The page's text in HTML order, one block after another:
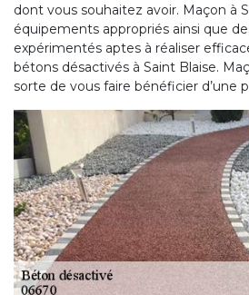
dont vous souhaitez avoir. Maçon à
équipements appropriés ainsi que
expérimentés aptes à réaliser
bétons désactivés à Saint Blaise.
sorte de vous faire bénéficier d’une